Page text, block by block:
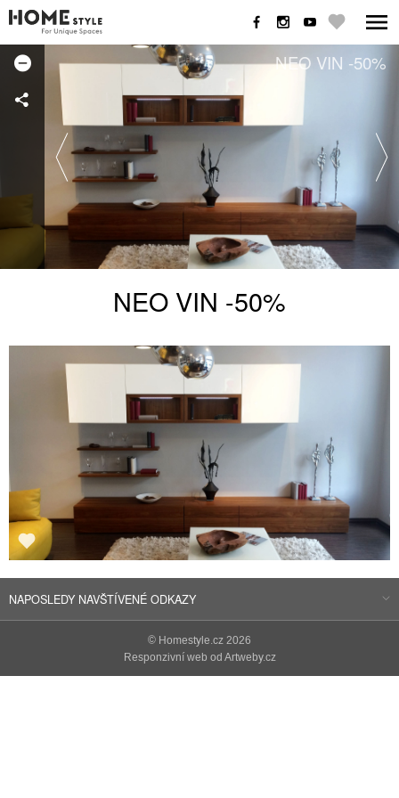
NEO VIN -50%
NEO VIN -50%
NAPOSLEDY NAVŠTÍVENÉ ODKAZY
© Homestyle.cz 2026
Responzivní web od Artweby.cz